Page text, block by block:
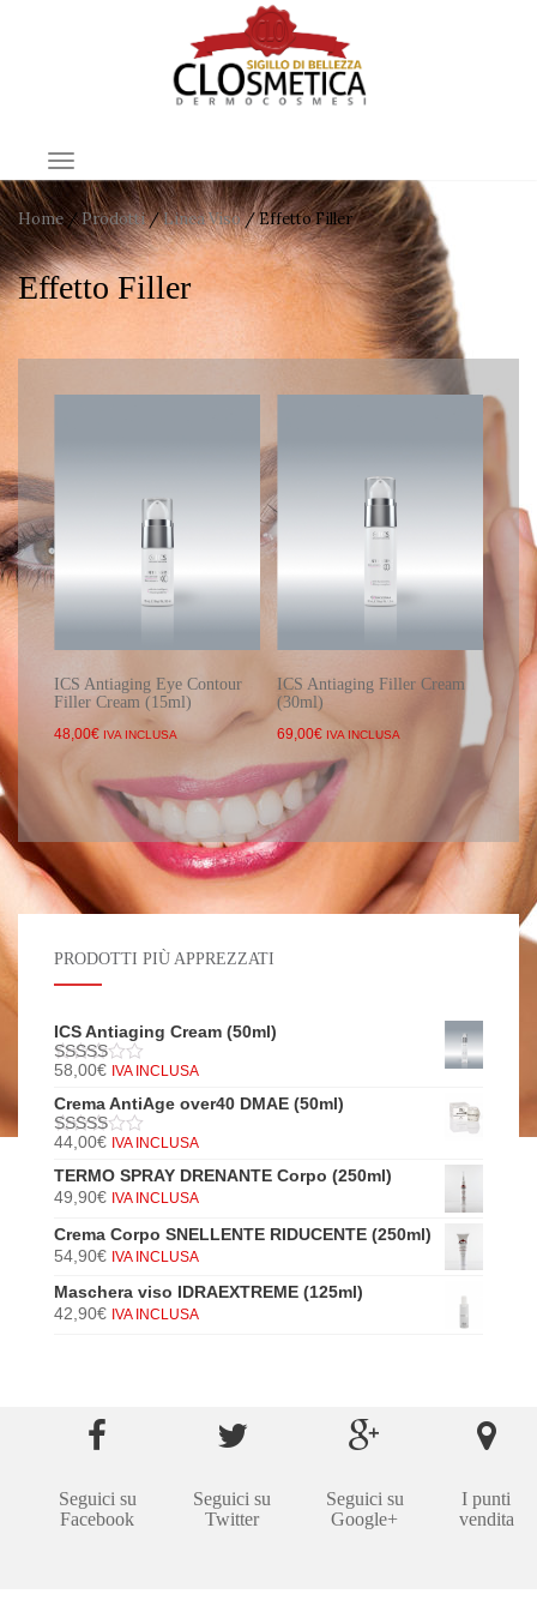
Home/Prodotti/Linea Viso/ Effetto Filler
Effetto Filler
ICS Antiaging Eye Contour
Filler Cream (15ml)
48,00€ IVA INCLUSA
ICS Antiaging Filler Cream
(30ml)
69,00€ IVA INCLUSA
PRODOTTI PIÙ APPREZZATI
ICS Antiaging Cream (50ml)
5di 5
58,00€ IVA INCLUSA
Crema AntiAge over40 DMAE (50ml)
5di 5
44,00€ IVA INCLUSA
TERMO SPRAY DRENANTE Corpo (250ml)
49,90€ IVA INCLUSA
Crema Corpo SNELLENTE RIDUCENTE (250ml)
54,90€ IVA INCLUSA
Maschera viso IDRAEXTREME (125ml)
42,90€ IVA INCLUSA
Seguici su
Facebook
Seguici su
Twitter
Seguici su
Google+
I punti
vendita